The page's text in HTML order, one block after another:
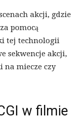
akcji, gdzie
pomocą
tej technologii
sekwencje akcji,
na miecze czy
w filmie